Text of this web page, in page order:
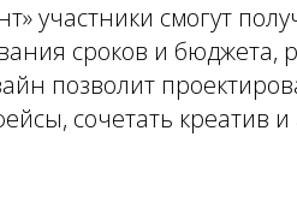
участники смогут
сроков и бюджета,
позволит
сочетать креатив